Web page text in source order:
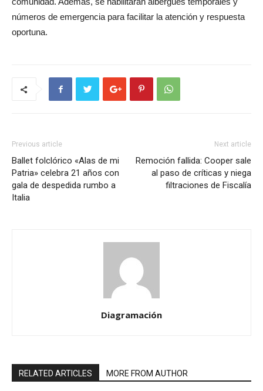
números de emergencia para facilitar la atención y respuesta
oportuna.
Previous article
Ballet folclórico «Alas de mi
Patria» celebra 21 años con
gala de despedida rumbo a
Italia
Next article
Remoción fallida: Cooper sale
al paso de críticas y niega
filtraciones de Fiscalía
Diagramación
RELATED ARTICLES MORE FROM AUTHOR